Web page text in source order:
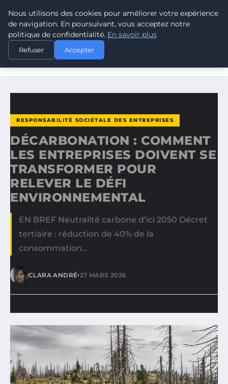
CLIMATE RESPONSE BLOG
ACCUEIL
RESPONSABILITÉ SOCIÉTALE DES ENTREPRISES
DÉCARBONATION : COMMENT LES ENTREPRISES DOIVENT
RESPONSABILITÉ SOCIÉTALE DES ENTREPRISES
DÉCARBONATION : COMMENT
LES ENTREPRISES DOIVENT SE
TRANSFORMER POUR
RELEVER LE DÉFI
ENVIRONNEMENTAL
EN BREF Neutralité carbone d’ici 2050 Décret
tertiaire : réduction de 40% de la
consommation…
CLARA ANDRÉ•27 MARS 2026
Nous utilisons des cookies pour améliorer votre expérience
de navigation. En poursuivant, vous acceptez notre
politique de confidentialité. En savoir plus
Refuser Accepter